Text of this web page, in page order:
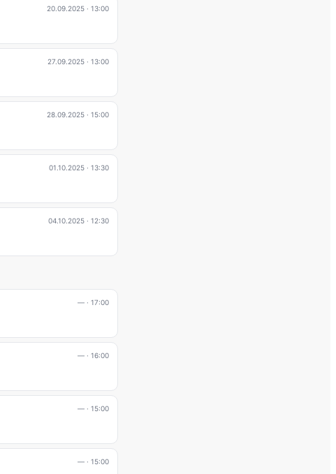
20.09.2025 · 13:00
27.09.2025 · 13:00
28.09.2025 · 15:00
01.10.2025 · 13:30
04.10.2025 · 12:30
— · 17:00
— · 16:00
— · 15:00
— · 15:00